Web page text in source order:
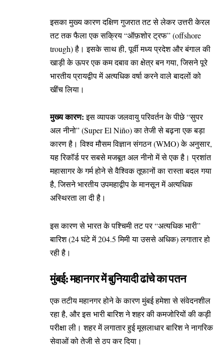
इसका मुख्य कारण दक्षिण गुजरात तट से लेकर उत्तरी केरल
तट तक फैला एक सक्रिय “ऑफ़शोर ट्रफ” (offshore
trough) है। इसके साथ ही, पूर्वी मध्य प्रदेश और बंगाल की
खाड़ी के ऊपर एक कम दबाव का क्षेत्र बन गया, जिसने पूरे
भारतीय प्रायद्वीप में अत्यधिक वर्षा करने वाले बादलों को
खींच लिया।
मुख्य कारण:इस व्यापक जलवायु परिवर्तन के पीछे “सुपर
अल नीनो” (Super El Niño) का तेजी से बढ़ना एक बड़ा
कारण है। विश्व मौसम विज्ञान संगठन (WMO) के अनुसार,
यह रिकॉर्ड पर सबसे मजबूत अल नीनो में से एक है। प्रशांत
महासागर के गर्म होने से वैश्विक तूफानों का रास्ता बदल गया
है, जिसने भारतीय उपमहाद्वीप के मानसून में अत्यधिक
अस्थिरता ला दी है।
इस कारण से भारत के पश्चिमी तट पर “अत्यधिक भारी”
बारिश (24 घंटे में 204.5 मिमी या उससे अधिक) लगातार हो
रही है।
मुंबई: महानगर में बुनियादी ढांचे का पतन
एक तटीय महानगर होने के कारण मुंबई हमेशा से संवेदनशील
रहा है, और इस भारी बारिश ने शहर की कमजोरियों की कड़ी
परीक्षा ली। शहर में लगातार हुई मूसलाधार बारिश ने नागरिक
सेवाओं को तेजी से ठप कर दिया।